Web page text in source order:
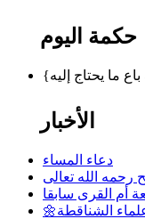
حكمة اليوم
الأخبار
دعاء المساء
رحمه الله تعالى
أم القرى سابقا